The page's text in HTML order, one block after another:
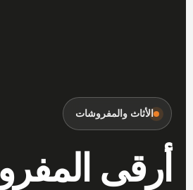
الأثاث والمفروشات
أرقى